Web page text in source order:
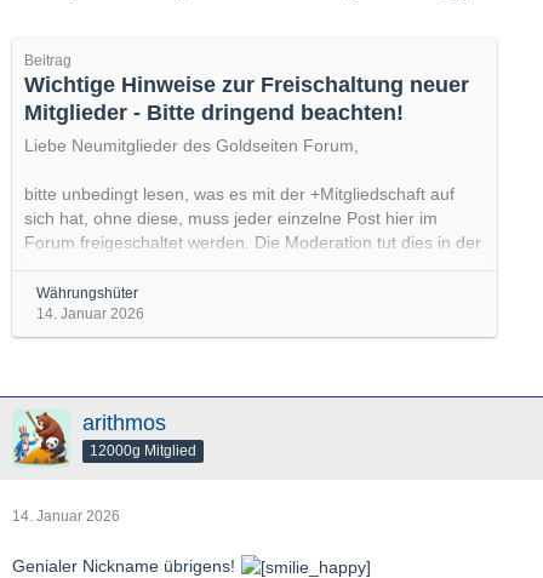
Beitrag
Wichtige Hinweise zur Freischaltung neuer
Mitglieder - Bitte dringend beachten!
Liebe Neumitglieder des Goldseiten Forum,
bitte unbedingt lesen, was es mit der +Mitgliedschaft auf
sich hat, ohne diese, muss jeder einzelne Post hier im
Forum freigeschaltet werden. Die Moderation tut dies in der
Regel über einen Zeitraum von 30-40 Tage, danach wird
erwartet, dass die Zahlung erfolgt ist:
forum.com/plusmitglied/
Aktivierung der Plusmitgliedschaft und…
Währungshüter
14. Januar 2026
arithmos
12000g Mitglied
14. Januar 2026
Genialer Nickname übrigens!